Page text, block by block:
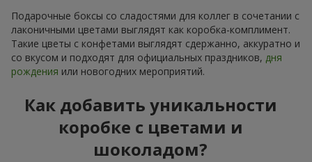
Подарочные боксы со сладостями для коллег в сочетании с
лаконичными цветами выглядят как коробка-комплимент.
Такие цветы с конфетами выглядят сдержанно, аккуратно и
со вкусом и подходят для официальных праздников, дня
рождения или новогодних мероприятий.
Как добавить уникальности
коробке с цветами и
шоколадом?